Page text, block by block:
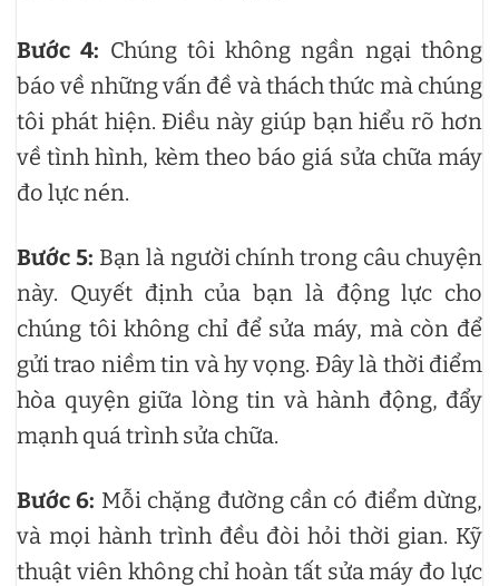
Bước 4: Chúng tôi không ngần ngại thông
báo về những vấn đề và thách thức mà chúng
tôi phát hiện. Điều này giúp bạn hiểu rõ hơn
về tình hình, kèm theo báo giá sửa chữa máy
đo lực nén.
Bước 5: Bạn là người chính trong câu chuyện
này. Quyết định của bạn là động lực cho
chúng tôi không chỉ để sửa máy, mà còn để
gửi trao niềm tin và hy vọng. Đây là thời điểm
hòa quyện giữa lòng tin và hành động, đẩy
mạnh quá trình sửa chữa.
Bước 6: Mỗi chặng đường cần có điểm dừng,
và mọi hành trình đều đòi hỏi thời gian. Kỹ
thuật viên không chỉ hoàn tất sửa máy đo lực